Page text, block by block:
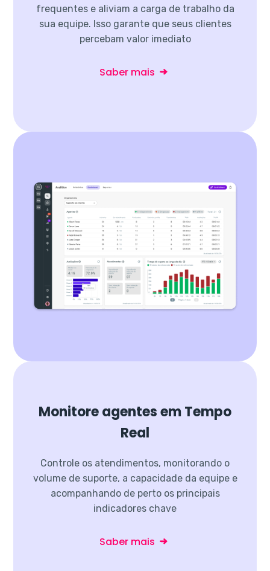
frequentes e aliviam a carga de trabalho da
sua equipe. Isso garante que seus clientes
percebam valor imediato
Saber mais
Monitore agentes em Tempo
Real
Controle os atendimentos, monitorando o
volume de suporte, a capacidade da equipe e
acompanhando de perto os principais
indicadores chave
Saber mais